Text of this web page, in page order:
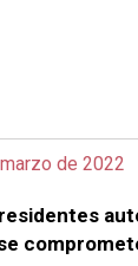
de 2022